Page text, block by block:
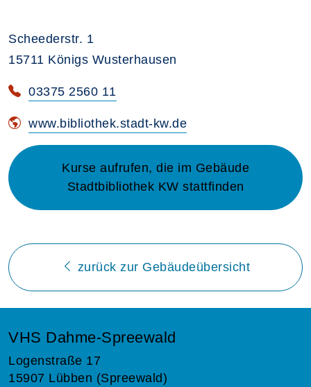
Scheederstr. 1
15711 Königs Wusterhausen
03375 2560 11
www.bibliothek.stadt-kw.de
Kurse aufrufen, die im Gebäude
Stadtbibliothek KW stattfinden
zurück zur Gebäudeübersicht
VHS Dahme-Spreewald
Logenstraße 17
15907 Lübben (Spreewald)